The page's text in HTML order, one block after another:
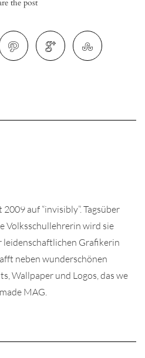
the post
auf “invisibly”. Tagsüber
Volksschullehrerin wird sie
leidenschaftlichen Grafikerin
neben wunderschönen
Wallpaper und Logos, das we
MAG.